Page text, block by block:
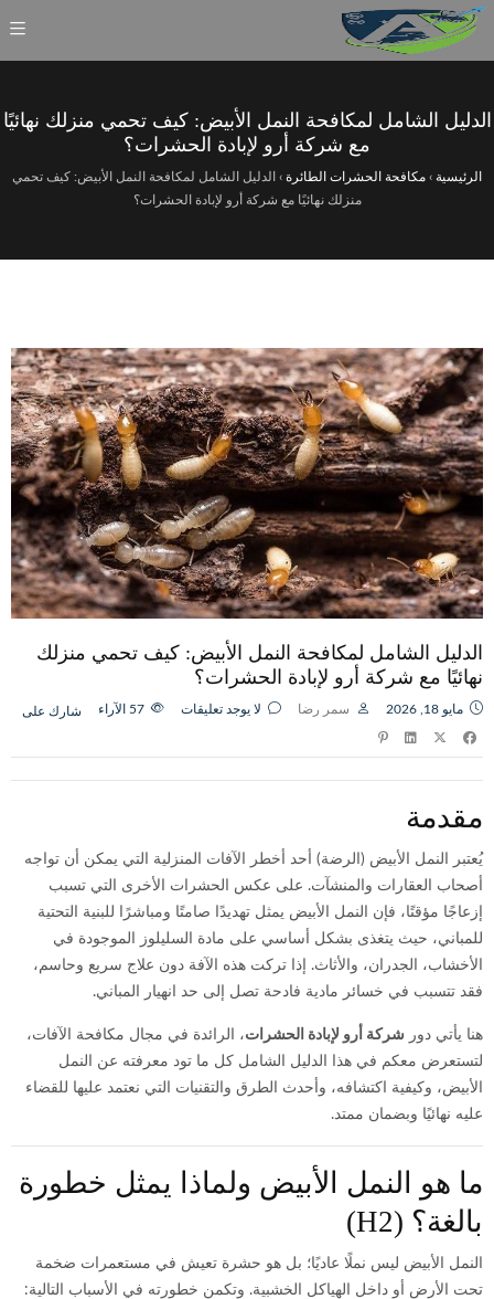
الدليل الشامل لمكافحة النمل الأبيض: كيف تحمي منزلك نهائيًا
مع شركة أرو لإبادة الحشرات؟
الرئيسية › مكافحة الحشرات الطائرة ›
الدليل الشامل لمكافحة النمل الأبيض: كيف تحمي
منزلك نهائيًا مع شركة أرو لإبادة الحشرات؟
الدليل الشامل لمكافحة النمل الأبيض: كيف تحمي منزلك
نهائيًا مع شركة أرو لإبادة الحشرات؟
مايو 18, 2026 سمر رضا لا يوجد تعليقات الآراء شارك على
مقدمة
يُعتبر النمل الأبيض (الرضة) أحد أخطر الآفات المنزلية التي يمكن أن تواجه
أصحاب العقارات والمنشآت. على عكس الحشرات الأخرى التي تسبب
إزعاجًا مؤقتًا، فإن النمل الأبيض يمثل تهديدًا صامتًا ومباشرًا للبنية التحتية
للمباني، حيث يتغذى بشكل أساسي على مادة السليلوز الموجودة في
الأخشاب، الجدران، والأثاث. إذا تركت هذه الآفة دون علاج سريع وحاسم،
فقد تتسبب في خسائر مادية فادحة تصل إلى حد انهيار المباني.
هنا يأتي دور شركة أرو لإبادة الحشرات، الرائدة في مجال مكافحة الآفات،
لتستعرض معكم في هذا الدليل الشامل كل ما تود معرفته عن النمل
الأبيض، وكيفية اكتشافه، وأحدث الطرق والتقنيات التي نعتمد عليها للقضاء
عليه نهائيًا وبضمان ممتد.
ما هو النمل الأبيض ولماذا يمثل خطورة
بالغة؟ (H2)
النمل الأبيض ليس نملًا عاديًا؛ بل هو حشرة تعيش في مستعمرات ضخمة
تحت الأرض أو داخل الهياكل الخشبية. وتكمن خطورته في الأسباب التالية: